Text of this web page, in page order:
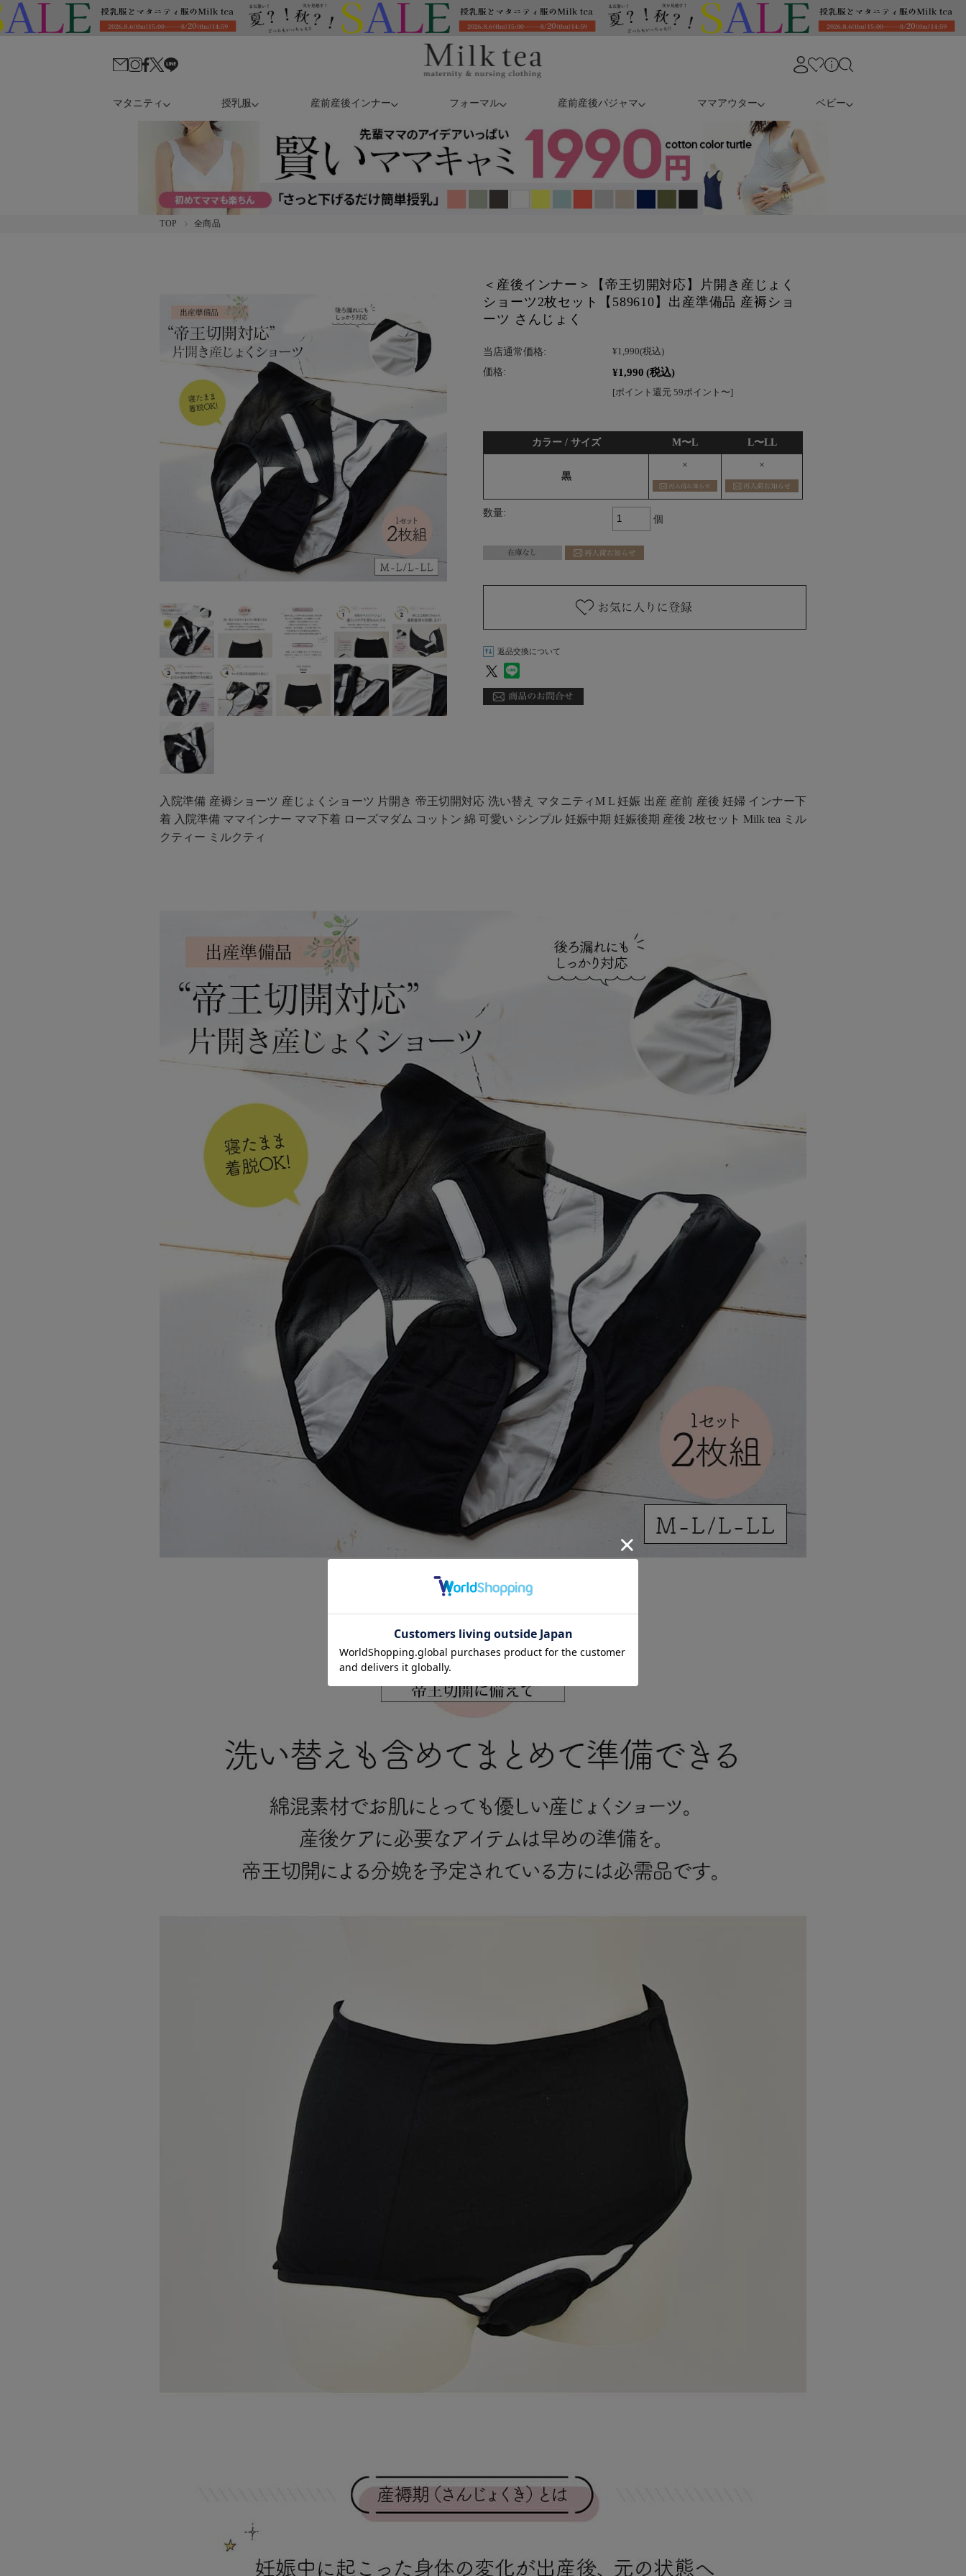
マタニティ 授乳服 産前産後インナー フォーマル 産前産後パジャマ ママアウター ベビー
TOP 全商品
＜産後インナー＞【帝王切開対応】片開き産じょく
ショーツ2枚セット【589610】出産準備品 産褥ショ
ーツ さんじょく
当店通常価格: ¥1,990(税込)
価格: ¥1,990 (税込)
[ポイント還元 59ポイント〜]
カラー / サイズ M〜L L〜LL
黒
× ×
数量:
個
返品交換について
入院準備 産褥ショーツ 産じょくショーツ 片開き 帝王切開対応 洗い替え マタニティM L 妊娠 出産 産前 産後 妊婦 インナー下
着 入院準備 ママインナー ママ下着 ローズマダム コットン 綿 可愛い シンプル 妊娠中期 妊娠後期 産後 2枚セット Milk tea ミル
クティー ミルクティ